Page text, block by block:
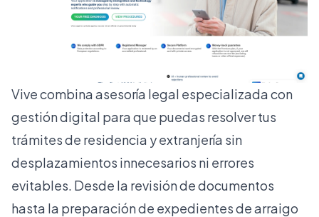
Vive combina asesoría legal especializada con
gestión digital para que puedas resolver tus
trámites de residencia y extranjería sin
desplazamientos innecesarios ni errores
evitables. Desde la revisión de documentos
hasta la preparación de expedientes de arraigo